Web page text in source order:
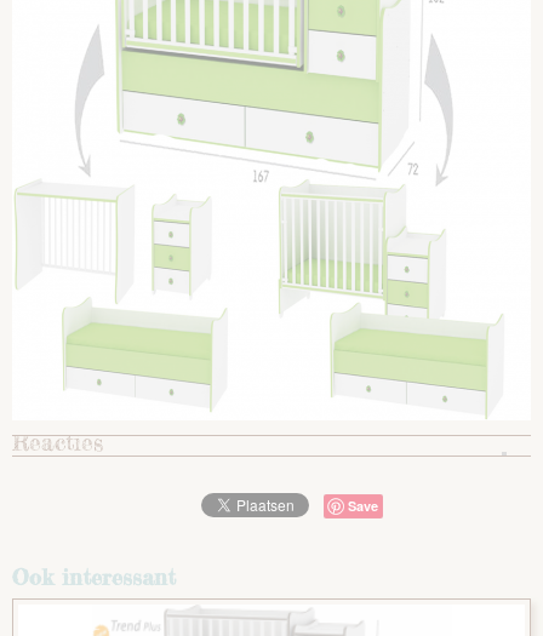
Reacties
Save
Ook interessant